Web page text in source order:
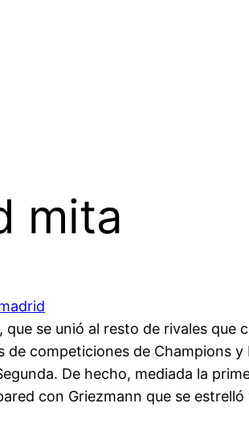
mita
se unió al resto de rivales que
competiciones de Champions y
De hecho, mediada la
con Griezmann que se